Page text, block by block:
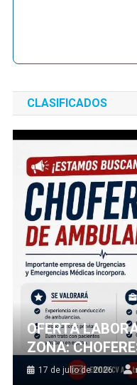
CLASIFICADOS
OFERTA
ZONA:
17 de julio de 2026